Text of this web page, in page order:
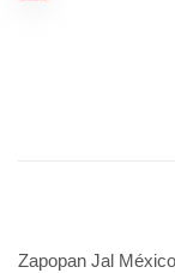
Zapopan Jal